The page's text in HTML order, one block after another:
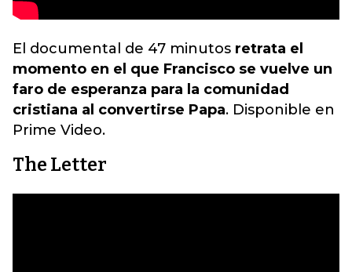
El documental de 47 minutos retrata el
momento en el que Francisco se vuelve un
faro de esperanza para la comunidad
cristiana al convertirse Papa. Disponible en
Prime Video.
The Letter